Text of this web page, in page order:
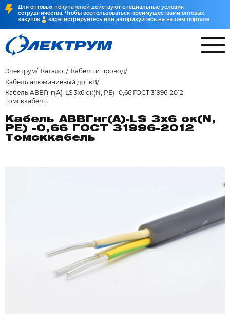
Для оптовых покупателей действуют специальные условия
сотрудничества. Чтобы воспользоваться преимуществами оптовых
закупок
зарегистрируйтесь или авторизуйтесь на нашем портале
Электрум Каталог
Кабель и провод
Кабель алюминиевый до 1кВ
Кабель АВВГнг(А)-LS 3х6 ок(N, PE) -0,66 ГОСТ 31996-2012
Томсккабель
Кабель АВВГнг(А)-LS 3х6 ок(N,
PE) -0,66 ГОСТ 31996-2012
Томсккабель